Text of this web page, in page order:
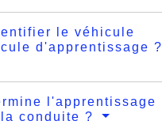
le véhicule
d'apprentissage ?
l'apprentissage
conduite ?